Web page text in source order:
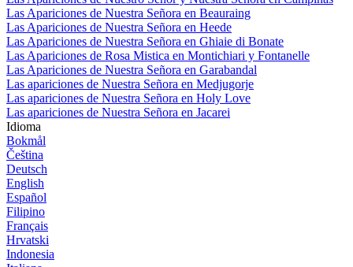
Las Apariciones de Nuestra Señora en Beauraing
Las Apariciones de Nuestra Señora en Heede
Las Apariciones de Nuestra Señora en Ghiaie di Bonate
Las Apariciones de Rosa Mistica en Montichiari y Fontanelle
Las Apariciones de Nuestra Señora en Garabandal
Las apariciones de Nuestra Señora en Medjugorje
Las apariciones de Nuestra Señora en Holy Love
Las apariciones de Nuestra Señora en Jacarei
Idioma
Bokmål
Čeština
Deutsch
English
Español
Filipino
Français
Hrvatski
Indonesia